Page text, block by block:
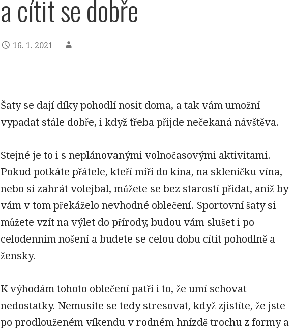
a cítit se dobře
16. 1. 2021
Šaty se dají díky pohodlí nosit doma, a tak vám umožní
vypadat stále dobře, i když třeba přijde nečekaná návštěva.
Stejné je to i s neplánovanými volnočasovými aktivitami.
Pokud potkáte přátele, kteří míří do kina, na skleničku vína,
nebo si zahrát volejbal, můžete se bez starostí přidat, aniž by
vám v tom překáželo nevhodné oblečení. Sportovní šaty si
můžete vzít na výlet do přírody, budou vám slušet i po
celodenním nošení a budete se celou dobu cítit pohodlně a
žensky.
K výhodám tohoto oblečení patří i to, že umí schovat
nedostatky. Nemusíte se tedy stresovat, když zjistíte, že jste
po prodlouženém víkendu v rodném hnízdě trochu z formy a